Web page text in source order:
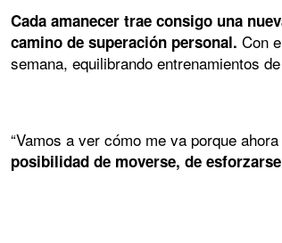
Cada amanecer trae consigo una
camino de superación personal. Con
semana, equilibrando entrenamientos
“Vamos a ver cómo me va porque
posibilidad de moverse, de